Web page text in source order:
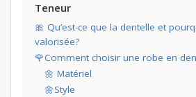
Teneur
🎀 Qu’est-ce que la dentelle et
valorisée?
🌹Comment choisir une robe en
🌼 Matériel
🌼Style